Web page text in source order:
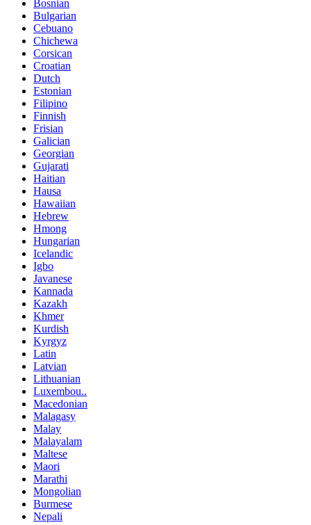
Bosnian
Bulgarian
Cebuano
Chichewa
Corsican
Croatian
Dutch
Estonian
Filipino
Finnish
Frisian
Galician
Georgian
Gujarati
Haitian
Hausa
Hawaiian
Hebrew
Hmong
Hungarian
Icelandic
Igbo
Javanese
Kannada
Kazakh
Khmer
Kurdish
Kyrgyz
Latin
Latvian
Lithuanian
Luxembou..
Macedonian
Malagasy
Malay
Malayalam
Maltese
Maori
Marathi
Mongolian
Burmese
Nepali